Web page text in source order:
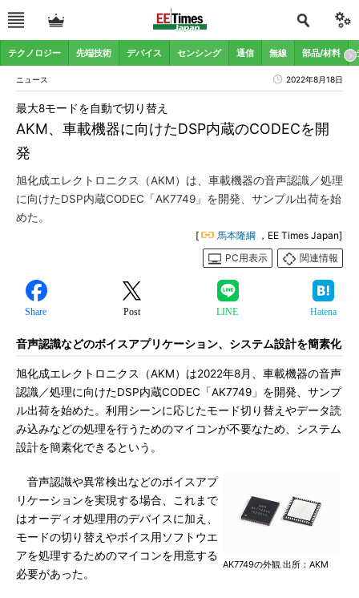
テクノロジー 先端技術 デバイス センシング 通信 無線 部品/材料
ニュース 2022年8月18日
AKM、車載機器に向けたDSP内蔵のCODECを開
発
最大8モードを自動で切り替え
旭化成エレクトロニクス（AKM）は、車載機器の音声認識／処理
に向けたDSP内蔵CODEC「AK7749」を開発、サンプル出荷を始
めた。
[ 馬本隆綱 ，EE Times Japan]
PC用表示
関連情報
Share Post LINE Hatena
音声認識などのボイスアプリケーション、システム設計を簡素化
旭化成エレクトロニクス（AKM）は2022年8月、車載機器の音声
認識／処理に向けたDSP内蔵CODEC「AK7749」を開発、サンプ
ル出荷を始めた。利用シーンに応じたモード切り替えやデータ読
み込みなどの処理を行うためのマイコンが不要なため、システム
設計を簡素化できるという。
AK7749の外観 出所：AKM
音声認識や異常検出などのボイスアプ
リケーションを実現する場合、これまで
はオーディオ処理用のデバイスに加え、
モードの切り替えやボイス用ソフトウエ
アを処理するためのマイコンを用意する
必要があった。